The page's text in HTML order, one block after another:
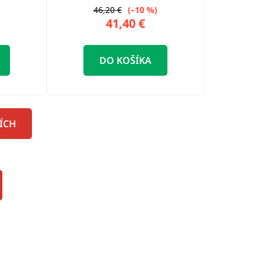
41,40 €
46,20 € (–10 %)
DO KOŠÍKA